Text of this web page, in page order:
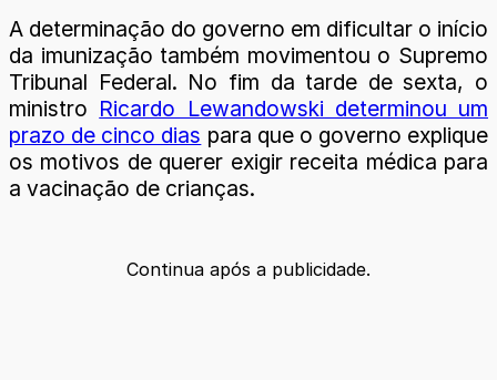
A determinação do governo em dificultar o início
da imunização também movimentou o Supremo
Tribunal Federal. No fim da tarde de sexta, o
ministro Ricardo Lewandowski determinou um
prazo de cinco dias para que o governo explique
os motivos de querer exigir receita médica para
a vacinação de crianças.
Continua após a publicidade.